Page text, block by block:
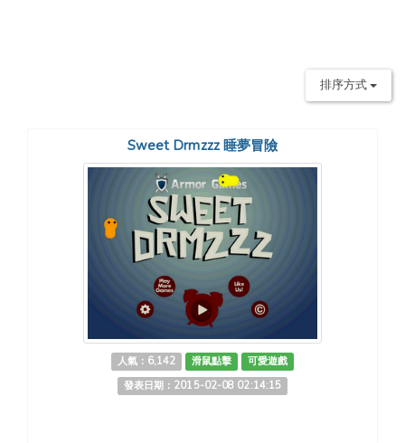
排序方式
Sweet Drmzzz 睡夢冒險
人氣：6,142 滑鼠點擊
可愛遊戲
發表日期：2015-02-08 02:14:15